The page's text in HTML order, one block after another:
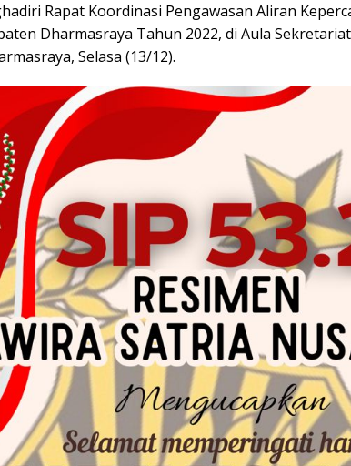
Rapat Koordinasi Pengawasan Aliran
Dharmasraya Tahun 2022, di Aula
Selasa (13/12).